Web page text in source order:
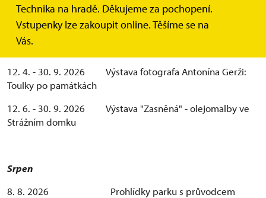
Technika na hradě. Děkujeme za pochopení.
Vstupenky lze zakoupit online. Těšíme se na
Vás.
Přehled akcí je v průběhu roku aktualizován. Podrobnosti
o doprovodných programech naleznete v sekci
12. 4. - 30. 9. 2026
Výstava fotografa Antonína Gerži:
Toulky po památkách
12. 6. - 30. 9. 2026 Výstava "Zasněná" - olejomalby ve
Strážním domku
Srpen
8. 8. 2026 Prohlídky parku s průvodcem